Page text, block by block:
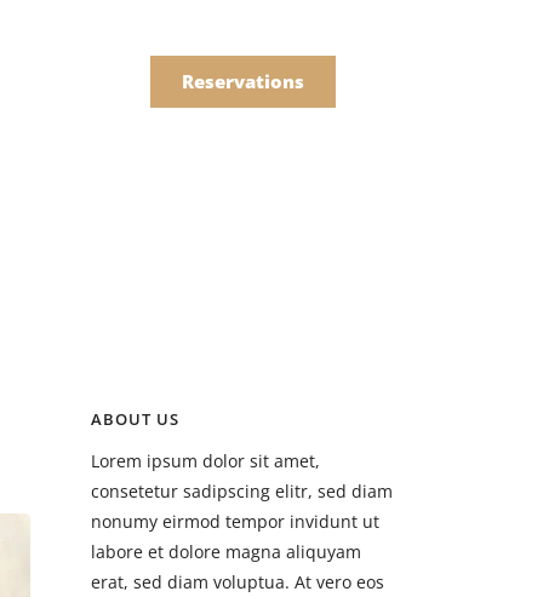
Reservations
ABOUT US
Lorem ipsum dolor sit amet,
consetetur sadipscing elitr, sed diam
nonumy eirmod tempor invidunt ut
labore et dolore magna aliquyam
erat, sed diam voluptua. At vero eos